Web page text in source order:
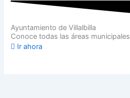
Ayuntamiento de Villalbilla
Conoce todas las áreas municipales
Ir ahora